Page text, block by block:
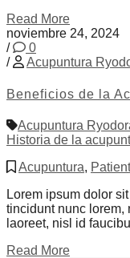
Read More
noviembre 24, 2024
/
0
/
Acupuntura
Beneficios de la
Acupuntura
Historia de la
Acupuntura,
Lorem ipsum dolor
tincidunt nunc lorem,
laoreet, nisl id
Read More